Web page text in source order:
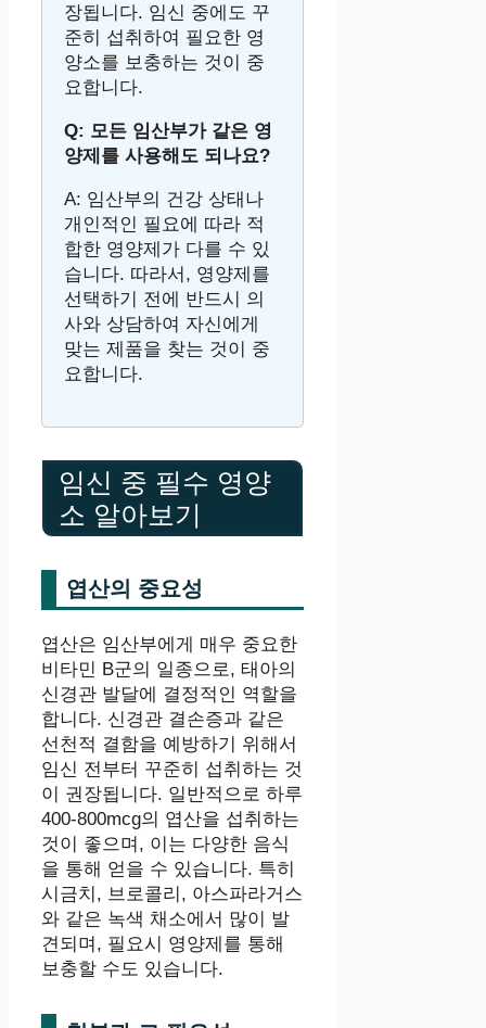
장됩니다. 임신 중에도 꾸
준히 섭취하여 필요한 영
양소를 보충하는 것이 중
요합니다.
Q: 모든 임산부가 같은 영
양제를 사용해도 되나요?
A: 임산부의 건강 상태나
개인적인 필요에 따라 적
합한 영양제가 다를 수 있
습니다. 따라서, 영양제를
선택하기 전에 반드시 의
사와 상담하여 자신에게
맞는 제품을 찾는 것이 중
요합니다.
임신 중 필수 영양
소 알아보기
엽산의 중요성
엽산은 임산부에게 매우 중요한
비타민 B군의 일종으로, 태아의
신경관 발달에 결정적인 역할을
합니다. 신경관 결손증과 같은
선천적 결함을 예방하기 위해서
임신 전부터 꾸준히 섭취하는 것
이 권장됩니다. 일반적으로 하루
400-800mcg의 엽산을 섭취하는
것이 좋으며, 이는 다양한 음식
을 통해 얻을 수 있습니다. 특히
시금치, 브로콜리, 아스파라거스
와 같은 녹색 채소에서 많이 발
견되며, 필요시 영양제를 통해
보충할 수도 있습니다.